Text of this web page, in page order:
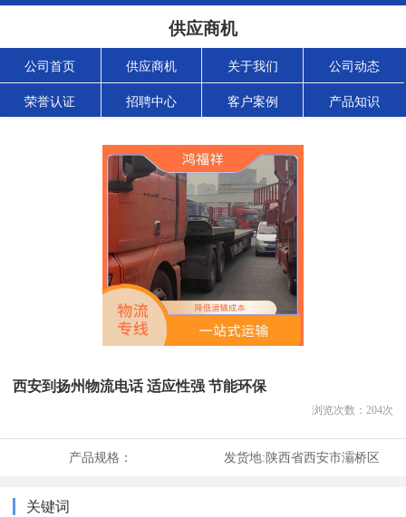
供应商机
公司首页 供应商机 关于我们 公司动态
荣誉认证 招聘中心 客户案例 产品知识
西安到扬州物流电话 适应性强 节能环保
浏览次数： 204次
产品规格： 发货地:陕西省西安市灞桥区
关键词